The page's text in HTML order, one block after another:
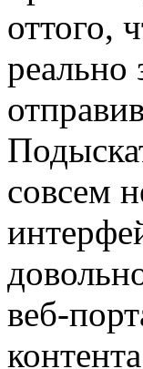
оттого,
реально
совсем
веб-